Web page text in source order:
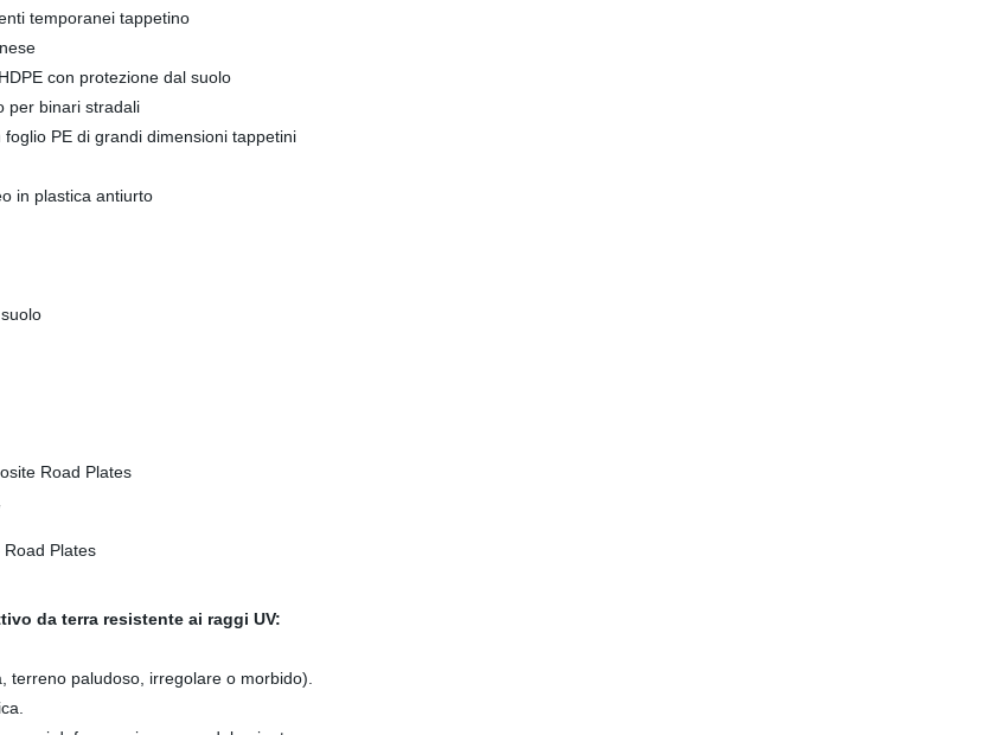
temporanei tappetino
con protezione dal suolo
per binari stradali
PE di grandi dimensioni tappetini
in plastica antiurto
da terra resistente ai raggi UV:
paludoso, irregolare o morbido).